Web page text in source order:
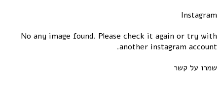
Instagram
No any image found. Please check it again or try with
another instagram account.
שמרו על קשר